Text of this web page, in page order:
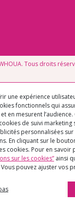
Tous droits
une expérience
fonctionnels qui
en mesurent
de suivi marketing
personnalisées sur
En cliquant sur le
cookies. Pour en
sur les cookies” ainsi
Vous pouvez ajuster vos